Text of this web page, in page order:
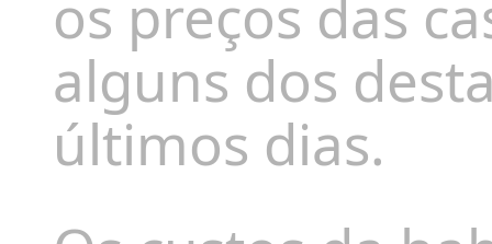
alguns dos
últimos dias.